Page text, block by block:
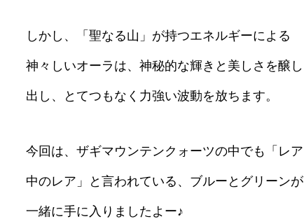
しかし、「聖なる山」が持つエネルギーによる
神々しいオーラは、神秘的な輝きと美しさを醸し
出し、とてつもなく力強い波動を放ちます。
今回は、ザギマウンテンクォーツの中でも「レア
中のレア」と言われている、ブルーとグリーンが
一緒に手に入りましたよー♪